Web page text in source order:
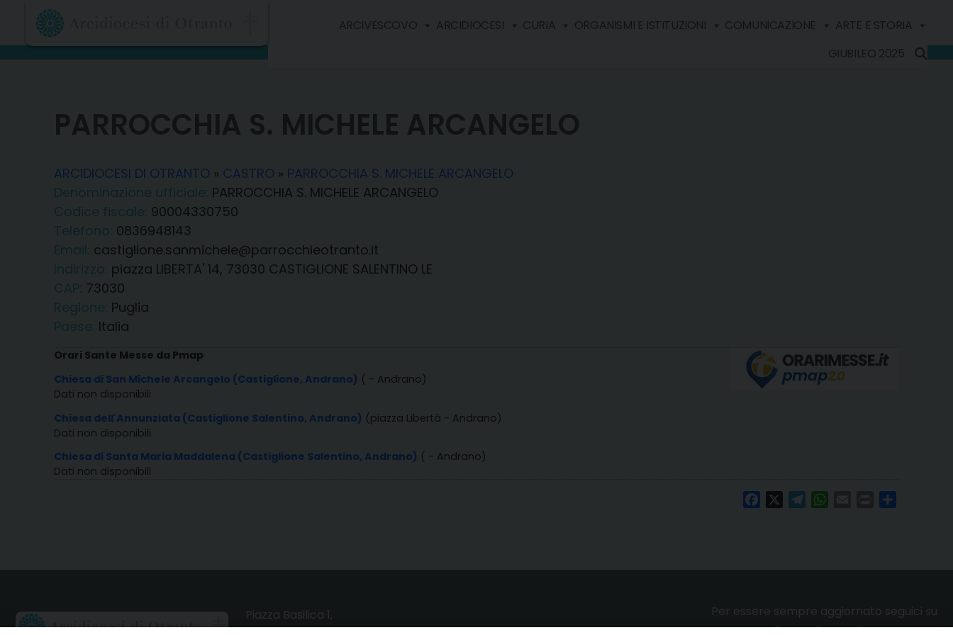
content
ARCIVESCOVO ARCIDIOCESI CURIA ORGANISMI E ISTITUZIONI COMUNICAZIONE
ARTE E STORIA
GIUBILEO 2025
PARROCCHIA S. MICHELE ARCANGELO
ARCIDIOCESI DI OTRANTO » CASTRO » PARROCCHIA S. MICHELE ARCANGELO
Denominazione ufficiale: PARROCCHIA S. MICHELE ARCANGELO
Codice fiscale: 90004330750
Telefono: 0836948143
Email: castiglione.sanmichele@parrocchieotranto.it
Indirizzo: piazza LIBERTA' 14, 73030 CASTIGLIONE SALENTINO LE
CAP: 73030
Regione: Puglia
Paese: Italia
Orari Sante Messe da Pmap
Chiesa di San Michele Arcangelo (Castiglione, Andrano) ( - Andrano)
Dati non disponibili
Chiesa dell'Annunziata (Castiglione Salentino, Andrano) (piazza Libertà - Andrano)
Dati non disponibili
Chiesa di Santa Maria Maddalena (Castiglione Salentino, Andrano) ( - Andrano)
Dati non disponibili
FacebookTelegramWhatsAppPrint